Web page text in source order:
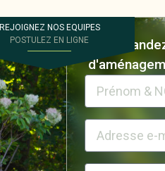
REJOIGNEZ NOS EQUIPES
POSTULEZ EN LIGNE